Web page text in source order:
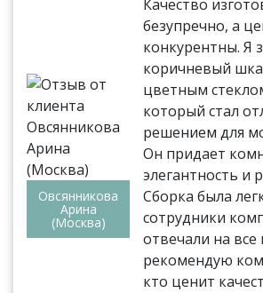
Овсянникова
Арина
(Москва)
Качество
безупречно, а
конкурентны. Я
коричневый
цветным
который стал
решением для
Он придает
элегантность и
Сборка была
сотрудники
отвечали на
рекомендую
кто ценит